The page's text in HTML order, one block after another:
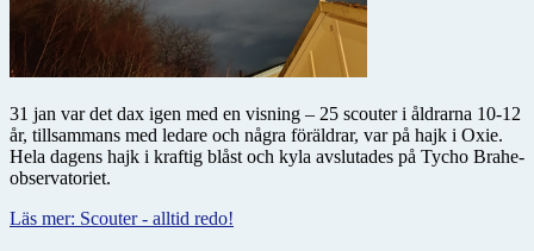
31 jan var det dax igen med en visning – 25 scouter i åldrarna 10-12
år, tillsammans med ledare och några föräldrar, var på hajk i Oxie.
Hela dagens hajk i kraftig blåst och kyla avslutades på Tycho Brahe-
observatoriet.
Läs mer: Scouter - alltid redo!